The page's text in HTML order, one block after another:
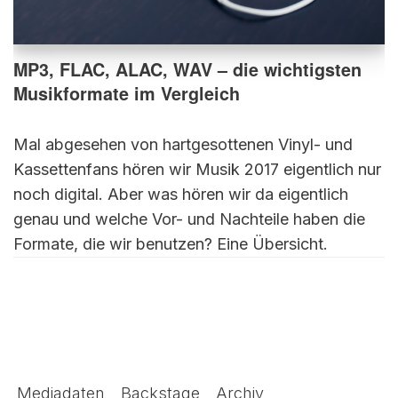
MP3, FLAC, ALAC, WAV – die wichtigsten
Musikformate im Vergleich
Mal abgesehen von hartgesottenen Vinyl- und
Kassettenfans hören wir Musik 2017 eigentlich nur
noch digital. Aber was hören wir da eigentlich
genau und welche Vor- und Nachteile haben die
Formate, die wir benutzen? Eine Übersicht.
Mediadaten Backstage Archiv